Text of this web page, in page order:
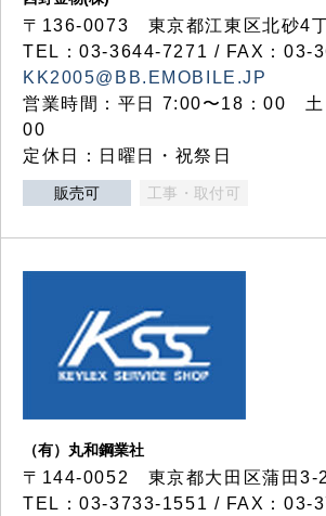
〒136-0073 東京都江東区北砂4
TEL：03‐3644‐7271 / FAX：03-
KK2005@BB.EMOBILE.JP
営業時間：平日 7:00〜18：00 土
00
定休日：日曜日・祝祭日
販売可 工事・取付可
（有）丸和鋼業社
〒144-0052 東京都大田区蒲田3-
TEL：03-3733-1551 / FAX：03-